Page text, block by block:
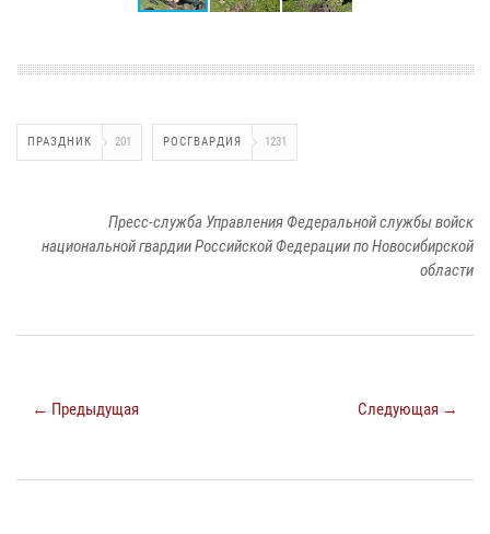
ПРАЗДНИК 201 РОСГВАРДИЯ 1231
Пресс-служба Управления Федеральной службы войск
национальной гвардии Российской Федерации по Новосибирской
области
← Предыдущая Следующая →